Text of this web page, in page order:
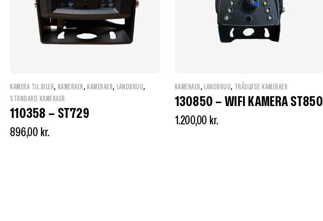
KAMERA TIL BILER, KAMERAER ,KAMERAER,LANDBRUG,
STANDARD KAMERAER
110358 – ST729
896,00 kr.
KAMERAER ,LANDBRUG, TRÅDLØSE KAMERAER
130850 – WIFI KAMERA ST850
1.200,00 kr.